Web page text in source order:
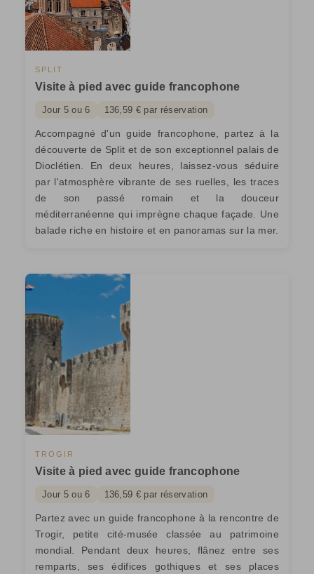
SPLIT
Visite à pied avec guide francophone
Jour 5 ou 6 136,59 € par réservation
Accompagné d'un guide francophone, partez à la
découverte de Split et de son exceptionnel palais de
Dioclétien. En deux heures, laissez-vous séduire
par l'atmosphère vibrante de ses ruelles, les traces
de son passé romain et la douceur
méditerranéenne qui imprègne chaque façade. Une
balade riche en histoire et en panoramas sur la mer.
TROGIR
Visite à pied avec guide francophone
Jour 5 ou 6 136,59 € par réservation
Partez avec un guide francophone à la rencontre de
Trogir, petite cité-musée classée au patrimoine
mondial. Pendant deux heures, flânez entre ses
remparts, ses édifices gothiques et ses places